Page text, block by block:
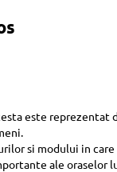
este reprezentat
si modului in
ale oraselor